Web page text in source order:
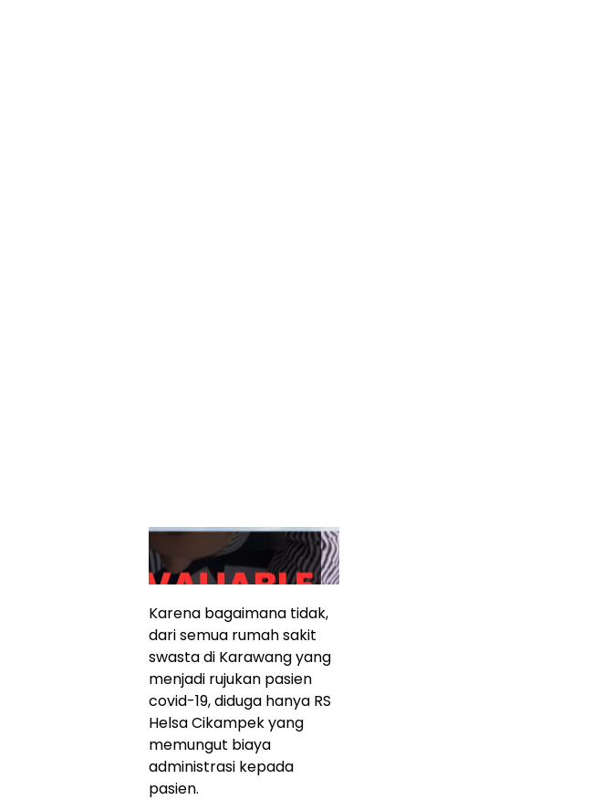
Karena bagaimana tidak,
dari semua rumah sakit
swasta di Karawang yang
menjadi rujukan pasien
covid-19, diduga hanya RS
Helsa Cikampek yang
memungut biaya
administrasi kepada
pasien.